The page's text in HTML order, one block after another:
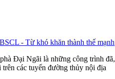
- Từ khó khăn thành thế mạnh
Đại Ngãi là những công trình đã,
trên các tuyến đường thủy nội địa